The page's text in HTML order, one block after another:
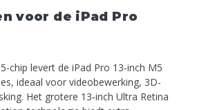
voor de iPad Pro
chip levert de iPad Pro 13‑inch M5
ideaal voor videobewerking, 3D-
Het grotere 13‑inch Ultra Retina